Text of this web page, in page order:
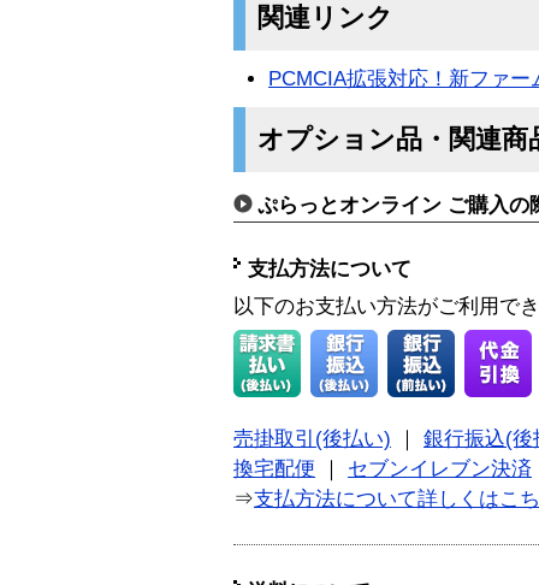
関連リンク
PCMCIA拡張対応！新ファ
オプション品・関連商
ぷらっとオンライン ご購入の
支払方法について
以下のお支払い方法がご利用で
売掛取引(後払い)
銀行振込(後
換宅配便
セブンイレブン決済
⇒支払方法について詳しくはこ